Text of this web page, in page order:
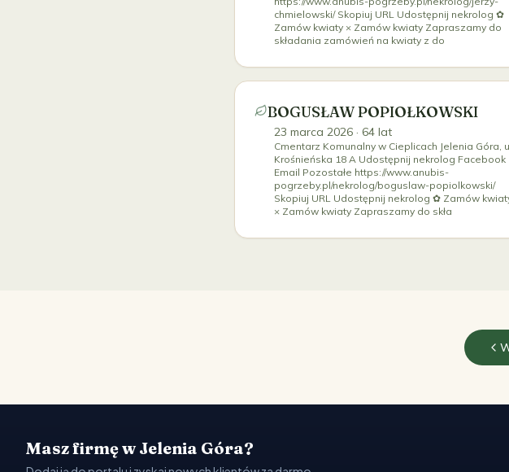
chmielowski/ Skopiuj URL Udostępnij nekrolog ✿
Zamów kwiaty × Zamów kwiaty Zapraszamy do
składania zamówień na kwiaty z do
BOGUSŁAW POPIOŁKOWSKI
23 marca 2026 · 64 lat
Cmentarz Komunalny w Cieplicach Jelenia Góra,
Krośnieńska 18 A Udostępnij nekrolog Facebook
Email Pozostałe https://www.anubis-
pogrzeby.pl/nekrolog/boguslaw-popiolkowski/
Skopiuj URL Udostępnij nekrolog ✿ Zamów
× Zamów kwiaty Zapraszamy do skła
Masz firmę w Jelenia Góra?